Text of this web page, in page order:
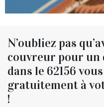
N’oubliez pas
couvreur pour un
dans le 62156
gratuitement à
!